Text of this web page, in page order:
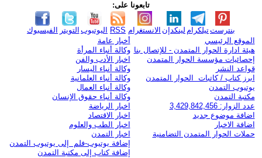
تابعونا على:
الفيسبوك التويتر اليوتيوب RSS الانستغرام لينكدإن تيلكرامبنترست
الموقع الرئيسي
هيئة ادارة الحوار المتمدن - للإتصال بنا
إحصائيات مؤسسة الحوار المتمدن
قواعد النشر
ابرز كتاب / كاتبات الحوار المتمدن
يوتيوب التمدن
مكتبة التمدن
عدد الزوار: 3,429,842,456
اضافة موضوع جديد
اضافة الاخبار
حملات الحوار المتمدن التضامنية
أخبار عامة
وكالة أنباء المرأة
اخبار الأدب والفن
وكالة أنباء اليسار
وكالة أنباء العلمانية
وكالة أنباء العمال
وكالة أنباء حقوق الإنسان
اخبار الرياضة
اخبار الاقتصاد
اخبار الطب والعلوم
اخبار التمدن
إضافة يوتيوب-فلم إلى يوتيوب التمدن
إضافة كتاب إلى مكتبة التمدن